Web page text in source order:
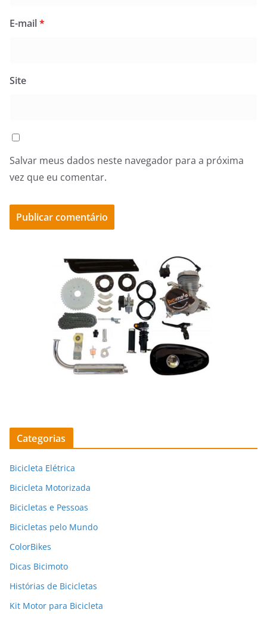
E-mail*
Site
Salvar meus dados neste navegador para a próxima
vez que eu comentar.
Categorias
Bicicleta Elétrica
Bicicleta Motorizada
Bicicletas e Pessoas
Bicicletas pelo Mundo
ColorBikes
Dicas Bicimoto
Histórias de Bicicletas
Kit Motor para Bicicleta